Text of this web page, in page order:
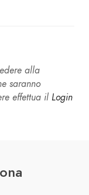
alla
saranno
effettua il Login